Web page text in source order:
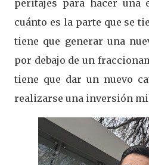
peritajes para hacer una
cuánto es la parte que se
tiene que generar una
por debajo de un
tiene que dar un nuevo
realizarse una inversión